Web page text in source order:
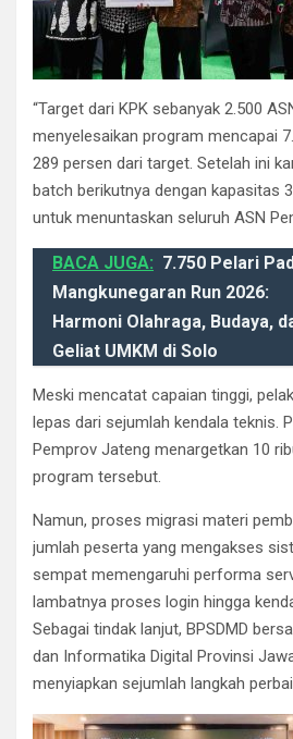
“Target dari KPK sebanyak 2.500
menyelesaikan program mencapai
289 persen dari target. Setelah ini
batch berikutnya dengan kapasitas
untuk menuntaskan seluruh ASN
BACA JUGA: 7.750 Pelari
Mangkunegaran Run 2026:
Harmoni Olahraga, Budaya,
Geliat UMKM di Solo
Meski mencatat capaian tinggi,
lepas dari sejumlah kendala teknis.
Pemprov Jateng menargetkan 10
program tersebut.
Namun, proses migrasi materi
jumlah peserta yang mengakses
sempat memengaruhi performa
lambatnya proses login hingga
Sebagai tindak lanjut, BPSDMD
dan Informatika Digital Provinsi
menyiapkan sejumlah langkah